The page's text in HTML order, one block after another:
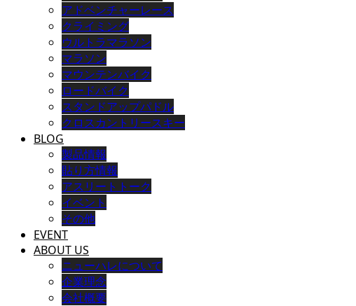
アドベンチャーレース
クライミング
ウルトラマラソン
マラソン
マウンテンバイク
ロードバイク
スタンドアップパドル
クロスカントリースキー
BLOG
製品情報
貼り方情報
アスリートトーク
イベント
その他
EVENT
ABOUT US
ニューハレについて
企業理念
会社概要